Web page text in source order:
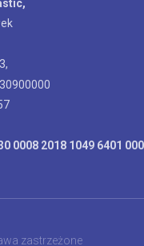
0008 2018 1049 6401
zastrzeżone